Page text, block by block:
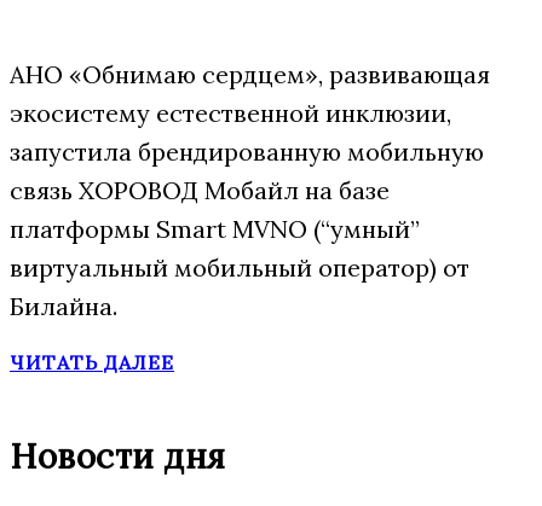
АНО «Обнимаю сердцем», развивающая
экосистему естественной инклюзии,
запустила брендированную мобильную
связь ХОРОВОД Мобайл на базе
платформы Smart MVNO (“умный”
виртуальный мобильный оператор) от
Билайна.
ЧИТАТЬ ДАЛЕЕ
Новости дня